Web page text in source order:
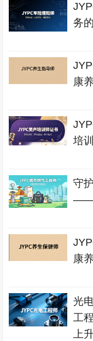
务
康
培
守
康
光
工
上